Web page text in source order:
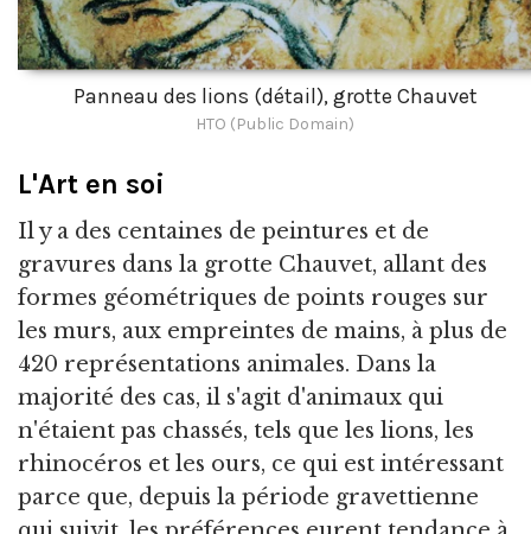
Panneau des lions (détail), grotte Chauvet
HTO (Public Domain)
L'Art en soi
Il y a des centaines de peintures et de
gravures dans la grotte Chauvet, allant des
formes géométriques de points rouges sur
les murs, aux empreintes de mains, à plus de
420 représentations animales. Dans la
majorité des cas, il s'agit d'animaux qui
n'étaient pas chassés, tels que les lions, les
rhinocéros et les ours, ce qui est intéressant
parce que, depuis la période gravettienne